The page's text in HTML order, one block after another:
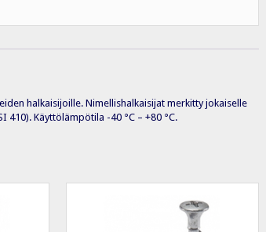
halkaisijoille. Nimellishalkaisijat merkitty jokaiselle
410). Käyttölämpötila -40 °C – +80 °C.